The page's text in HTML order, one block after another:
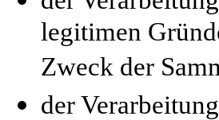
legitimen
Zweck der
der